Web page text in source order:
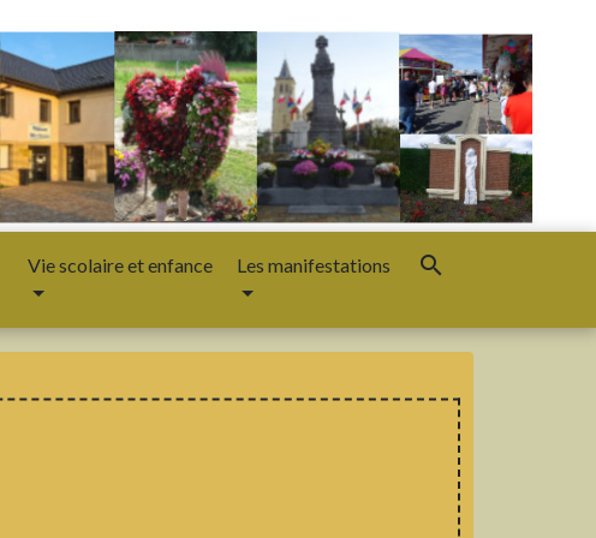
Vie scolaire et enfance Les manifestations search